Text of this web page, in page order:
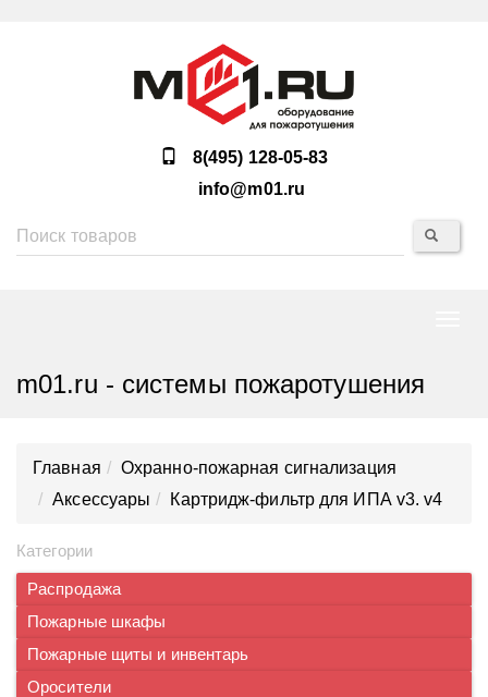
8(495) 128-05-83
info@m01.ru
m01.ru - системы пожаротушения
Главная
Охранно-пожарная сигнализация
Аксессуары
Картридж-фильтр для ИПА v3. v4
Категории
Распродажа
Пожарные шкафы
Пожарные щиты и инвентарь
Оросители